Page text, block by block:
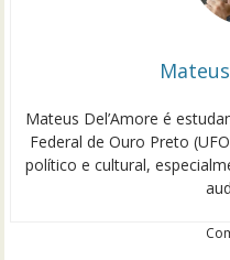
Mateus Del’Amore é
Federal de Ouro Preto
político e cultural,